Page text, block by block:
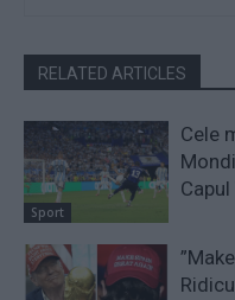
RELATED ARTICLES
Sport
Cele